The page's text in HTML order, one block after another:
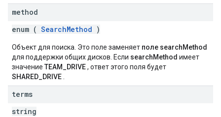
method
enum ( SearchMethod )
Объект для поиска. Это поле заменяет поле searchMethod
для поддержки общих дисков. Если searchMethod имеет
значение TEAM_DRIVE, ответ этого поля будет
SHARED_DRIVE
terms
string